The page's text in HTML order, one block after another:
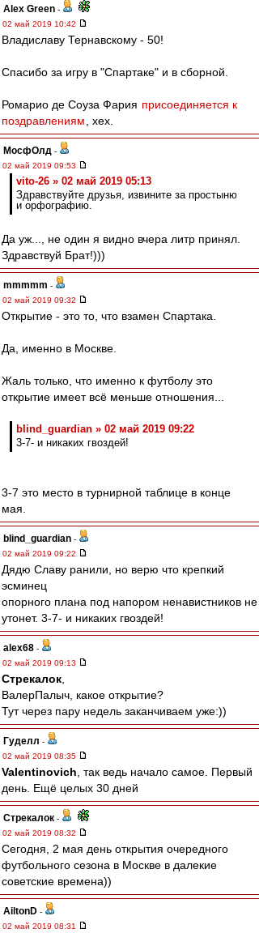
Alex Green -
02 май 2019 10:42
Владиславу Тернавскому - 50!
Спасибо за игру в "Спартаке" и в сборной.
Ромарио де Соуза Фария присоединяется к
поздравлениям
, хех.
МосфОлд -
02 май 2019 09:53
vito-26 » 02 май 2019 05:13
Здравствуйте друзья, извините за простыню
и орфографию.
Да уж..., не один я видно вчера литр принял.
Здравствуй Брат!)))
mmmmm -
02 май 2019 09:32
Открытие - это то, что взамен Спартака.
Да, именно в Москве.
Жаль только, что именно к футболу это
открытие имеет всё меньше отношения...
blind_guardian » 02 май 2019 09:22
3-7- и никаких гвоздей!
3-7 это место в турнирной таблице в конце
мая.
blind_guardian -
02 май 2019 09:22
Дядю Славу ранили, но верю что крепкий
эсминец
опорного плана под напором ненавистников не
утонет. 3-7- и никаких гвоздей!
alex68 -
02 май 2019 09:13
Стрекалок
ВалерПалыч, какое открытие?
Тут через пару недель заканчиваем уже:))
Гуделл -
02 май 2019 08:35
Valentinovich , так ведь начало самое. Первый
день. Ещё целых 30 дней
Стрекалок -
02 май 2019 08:32
Сегодня, 2 мая день открытия очередного
футбольного сезона в Москве в далекие
советские времена))
AiltonD -
02 май 2019 08:31